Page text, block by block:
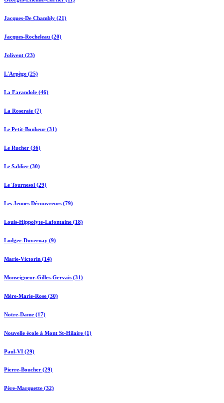
Jacques-De Chambly (21)
Jacques-Rocheleau (20)
Jolivent (23)
L'Arpège (25)
La Farandole (46)
La Roseraie (7)
Le Petit-Bonheur (31)
Le Rucher (36)
Le Sablier (30)
Le Tournesol (29)
Les Jeunes Découvreurs (79)
Louis-Hippolyte-Lafontaine (18)
Ludger-Duvernay (9)
Marie-Victorin (14)
Monseigneur-Gilles-Gervais (31)
Mère-Marie-Rose (30)
Notre-Dame (17)
Nouvelle école à Mont St-Hilaire (1)
Paul-VI (29)
Pierre-Boucher (29)
Père-Marquette (32)